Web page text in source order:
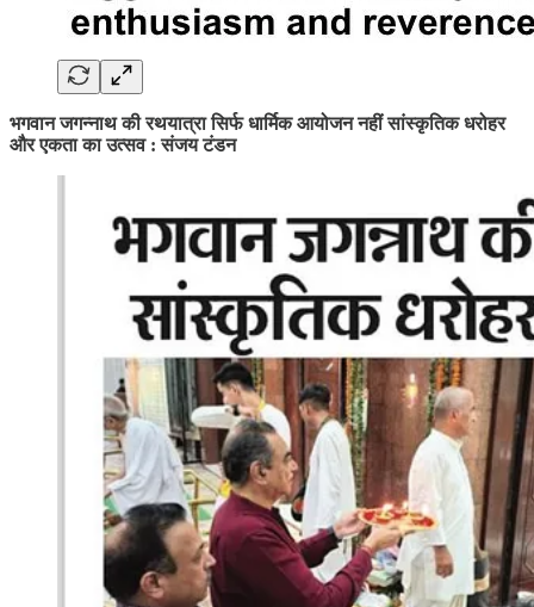
भगवान जगन्नाथ की रथयात्रा सिर्फ धार्मिक आयोजन नहीं सांस्कृतिक धरोहर
और एकता का उत्सव : संजय टंडन